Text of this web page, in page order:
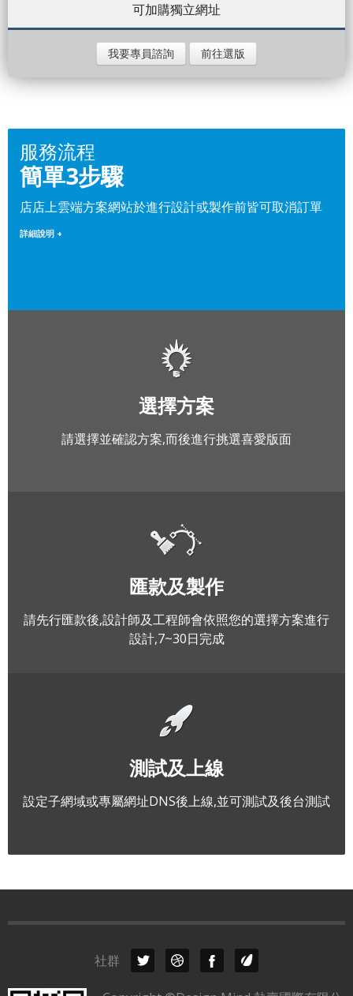
可加購獨立網址
我要專員諮詢 前往選版
服務流程
簡單3步驟
店店上雲端方案網站於進行設計或製作前皆可取消訂單
詳細說明 +
選擇方案
請選擇並確認方案,而後進行挑選喜愛版面
匯款及製作
請先行匯款後,設計師及工程師會依照您的選擇方案進行
設計,7~30日完成
測試及上線
設定子網域或專屬網址DNS後上線,並可測試及後台測試
社群